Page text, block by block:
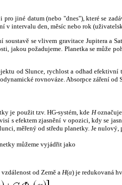
jiné datum (nebo "dnes"), které se
v intervalu den, měsíc nebo rok
soustavě se vlivem gravitace Jupitera a
jakou požadujeme. Planetka se
od Slunce, rychlost a odhad
rovnováze. Absorpce záření
je použit tzv. HG-systém, kde H
s efektem zjasnění v opozici, kdy se
měřený od středu planetky. Je
můžeme vyjádřit jako
od Země aH(α) je redukovaná